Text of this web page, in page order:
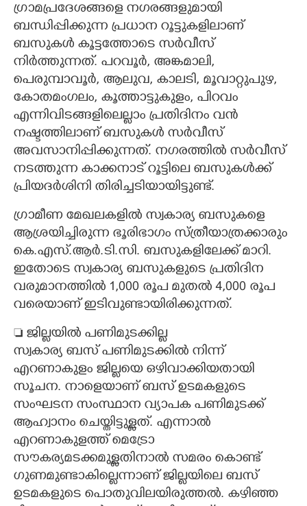
ഗ്രാമപ്രദേശങ്ങളെ നഗരങ്ങളുമായി
ബന്ധിപ്പിക്കുന്ന പ്രധാന റൂട്ടുകളിലാണ്
ബസുകൾ കൂട്ടത്തോടെ സർവീസ്
നിർത്തുന്നത്. പറവൂർ, അങ്കമാലി,
പെരുമ്പാവൂർ, ആലുവ, കാലടി, മൂവാറ്റുപുഴ,
കോതമംഗലം, കൂത്താട്ടുകുളം, പിറവം
എന്നിവിടങ്ങളിലെല്ലാം പ്രതിദിനം വൻ
നഷ്ടത്തിലാണ് ബസുകൾ സർവീസ്
അവസാനിപ്പിക്കുന്നത്. നഗരത്തിൽ സർവീസ്
നടത്തുന്ന കാക്കനാട് റൂട്ടിലെ ബസുകൾക്ക്
പ്രിയദർശിനി തിരിച്ചടിയായിട്ടുണ്ട്.
ഗ്രാമീണ മേഖലകളിൽ സ്വകാര്യ ബസുകളെ
ആശ്രയിച്ചിരുന്ന ഭൂരിഭാഗം സ്ത്രീയാത്രക്കാരും
കെ.എസ്.ആർ.ടി.സി. ബസുകളിലേക്ക് മാറി.
ഇതോടെ സ്വകാര്യ ബസുകളുടെ പ്രതിദിന
വരുമാനത്തിൽ 1,000 രൂപ മുതൽ 4,000 രൂപ
വരെയാണ് ഇടിവുണ്ടായിരിക്കുന്നത്.
 ജില്ലയിൽ പണിമുടക്കില്ല
സ്വകാര്യ ബസ് പണിമുടക്കിൽ നിന്ന്
എറണാകുളം ജില്ലയെ ഒഴിവാക്കിയതായി
സൂചന. നാളെയാണ് ബസ് ഉടമകളുടെ
സംഘടന സംസ്ഥാന വ്യാപക പണിമുടക്ക്
ആഹ്വാനം ചെയ്തിട്ടുള്ളത്. എന്നാൽ
എറണാകുളത്ത് മെട്രോ
സൗകര്യമടക്കമുള്ളതിനാൽ സമരം കൊണ്ട്
ഗുണമുണ്ടാകില്ലെന്നാണ് ജില്ലയിലെ ബസ്
ഉടമകളുടെ പൊതുവിലയിരുത്തൽ. കഴിഞ്ഞ